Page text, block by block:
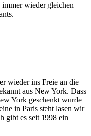
wieder gleichen
wieder ins Freie an die
aus New York. Dass
York geschenkt wurde
in Paris steht lasen wir
gibt es seit 1998 ein